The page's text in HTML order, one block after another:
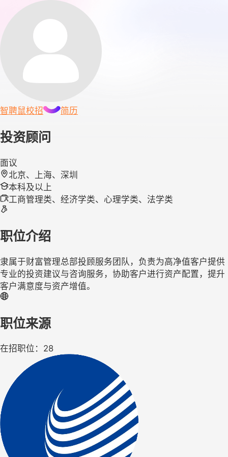
智聘鼠校招 简历
投资顾问
面议
北京、上海、深圳
本科及以上
工商管理类、经济学类、心理学类、法学类
职位介绍
隶属于财富管理总部投顾服务团队，负责为高净值客户提供
专业的投资建议与咨询服务，协助客户进行资产配置，提升
客户满意度与资产增值。
职位来源
在招职位：28